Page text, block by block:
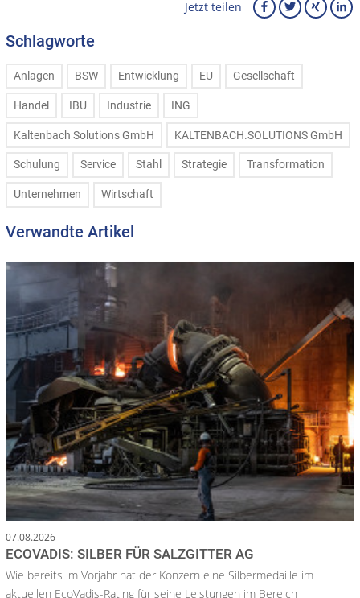
Jetzt teilen
Schlagworte
Anlagen BSW Entwicklung EU Gesellschaft
Handel IBU Industrie ING
Kaltenbach Solutions GmbH KALTENBACH.SOLUTIONS GmbH
Schulung Service Stahl Strategie Transformation
Unternehmen Wirtschaft
Verwandte Artikel
07.08.2026
ECOVADIS: SILBER FÜR SALZGITTER AG
Wie bereits im Vorjahr hat der Konzern eine Silbermedaille im
aktuellen EcoVadis-Rating für seine Leistungen im Bereich